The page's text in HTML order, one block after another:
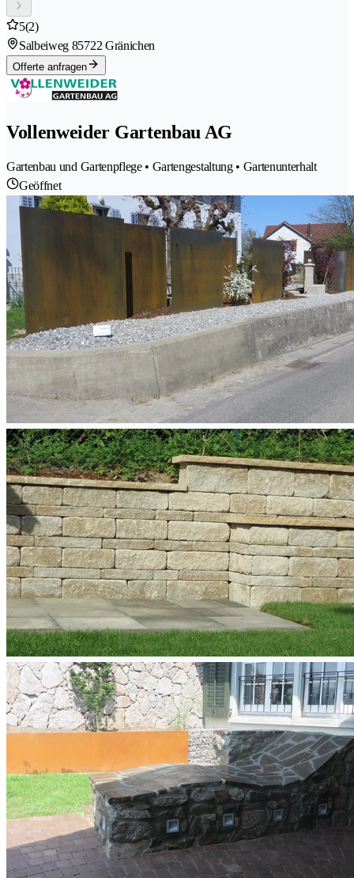
5(2)
Salbeiweg 85722 Gränichen
Offerte anfragen
Vollenweider Gartenbau AG
Gartenbau und Gartenpflege • Gartengestaltung • Gartenunterhalt
Geöffnet